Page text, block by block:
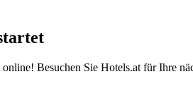
online! Besuchen Sie Hotels.at für Ihre